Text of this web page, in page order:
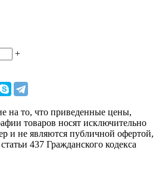
+
на то, что приведенные цены,
товаров носят исключительно
и не являются публичной офертой,
437 Гражданского кодекса